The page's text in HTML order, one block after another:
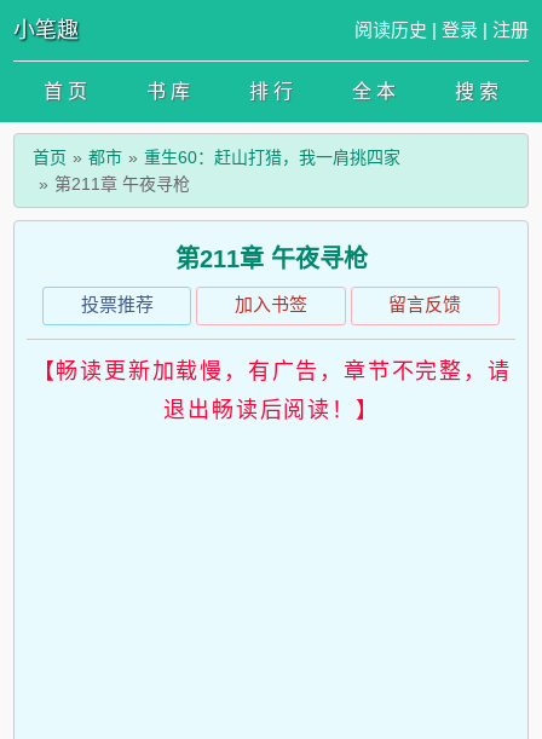
小笔趣 阅读历史 | 登录 | 注册
首 页 书 库 排 行 全 本 搜 索
首页 都市
重生60：赶山打猎，我一肩挑四家
第211章 午夜寻枪
第211章 午夜寻枪
投票推荐 加入书签 留言反馈
【畅读更新加载慢，有广告，章节不完整，请
退出畅读后阅读！】